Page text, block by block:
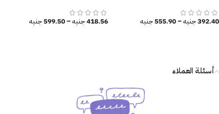
392.40جنيه–
555.90جنيه
418.56جنيه–
599.50جنيه
أسئلة العملاء